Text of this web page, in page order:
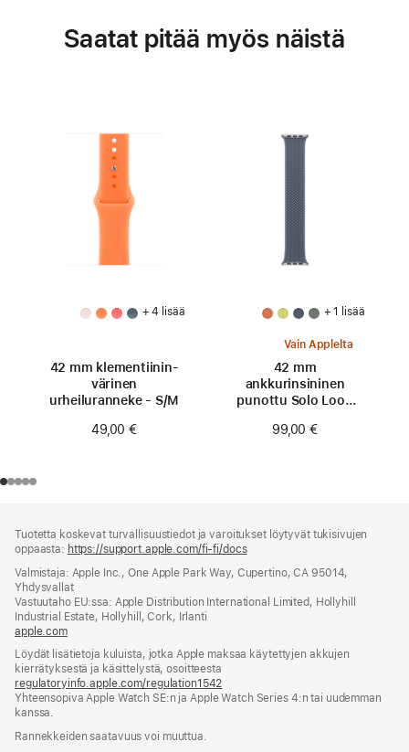
Saatat pitää myös näistä
+ 4 lisää
42 mm klementiinin­
värinen
urheiluranneke - S/M
49,00 €
+ 1 lisää
Vain Applelta
42 mm
ankkurinsininen
punottu Solo Loop
99,00 €
Tuotetta koskevat turvallisuustiedot ja varoitukset löytyvät tukisivujen
oppaasta: https://support.apple.com/fi-fi/docs(avautuu
ikkunaan)
Valmistaja: Apple Inc., One Apple Park Way, Cupertino, CA 95014,
Yhdysvallat
Vastuutaho EU:ssa: Apple Distribution International Limited, Hollyhill
Industrial Estate, Hollyhill, Cork, Irlanti
apple.com(avautuu
uuteen
ikkunaan)
Löydät lisätietoja kuluista, jotka Apple maksaa käytettyjen akkujen
kierrätyksestä ja käsittelystä, osoitteesta
regulatoryinfo.apple.com/regulation1542
uuteen
Yhteensopiva Apple Watch SE:n ja Apple Watch Series 4:n tai uudemman
kanssa.
Rannekkeiden saatavuus voi muuttua.